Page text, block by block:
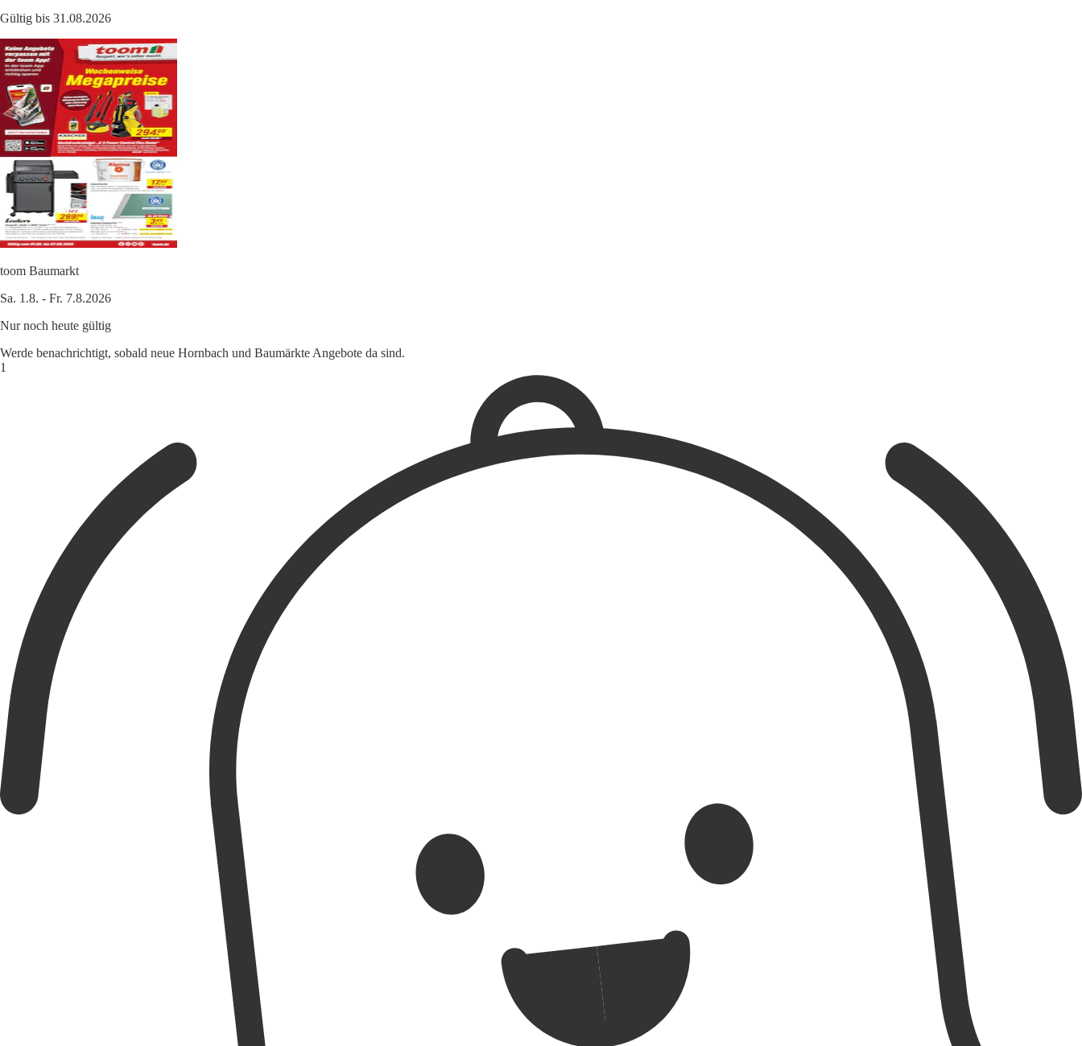
Gültig bis 31.08.2026
toom Baumarkt
Sa. 1.8. - Fr. 7.8.2026
Nur noch heute gültig
Werde benachrichtigt, sobald neue Hornbach und Baumärkte Angebote da sind.